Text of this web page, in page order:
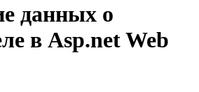
данных о
в Asp.net Web